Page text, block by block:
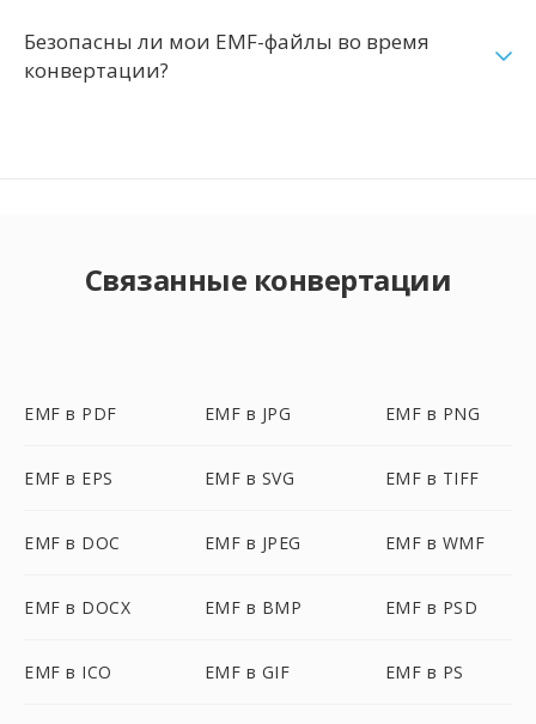
Безопасны ли мои EMF-файлы во время
конвертации?
Связанные конвертации
EMF в PDF EMF в JPG EMF в PNG
EMF в EPS EMF в SVG EMF в TIFF
EMF в DOC EMF в JPEG EMF в WMF
EMF в DOCX EMF в BMP EMF в PSD
EMF в ICO EMF в GIF EMF в PS